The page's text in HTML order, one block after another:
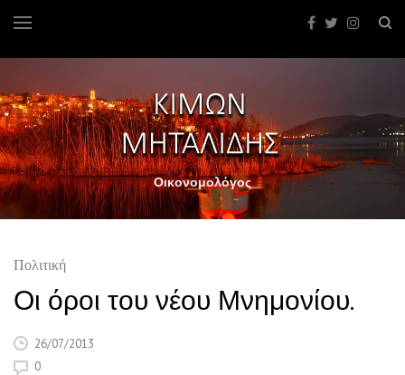
Οικονομολόγος
Πολιτική
Οι όροι του νέου Μνημονίου.
26/07/2013
0